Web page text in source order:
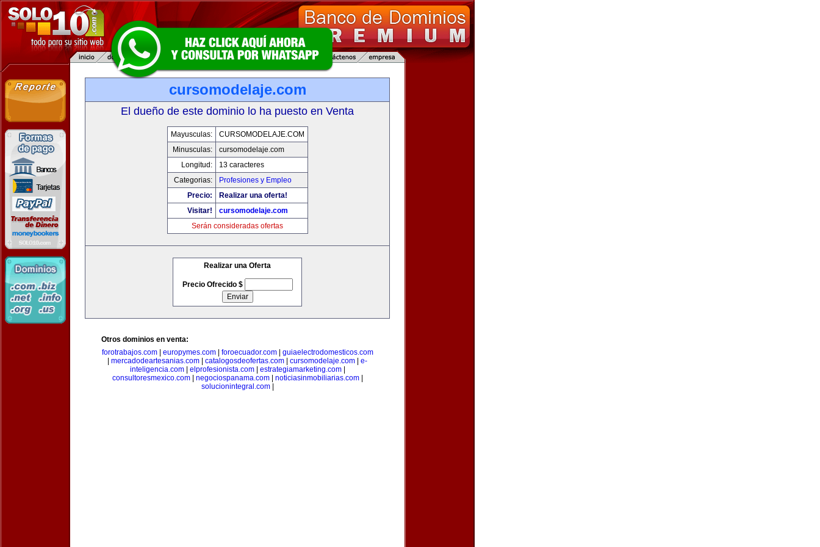
cursomodelaje.com
El dueño de este dominio lo ha puesto en Venta
Mayusculas:
CURSOMODELAJE.COM
Minusculas:
cursomodelaje.com
Longitud:
13 caracteres
Categorias:
Profesiones y Empleo
Precio:
Realizar una oferta!
Visitar!
cursomodelaje.com
Serán consideradas ofertas
Realizar una Oferta
Precio Ofrecido $
Otros dominios en venta:
forotrabajos.com| europymes.com| foroecuador.com| guiaelectrodomesticos.com
mercadodeartesanias.com catalogosdeofertas.com cursomodelaje.com
e-
inteligencia.com| elprofesionista.com| estrategiamarketing.com|
consultoresmexico.com| negociospanama.com| noticiasinmobiliarias.com|
solucionintegral.com|